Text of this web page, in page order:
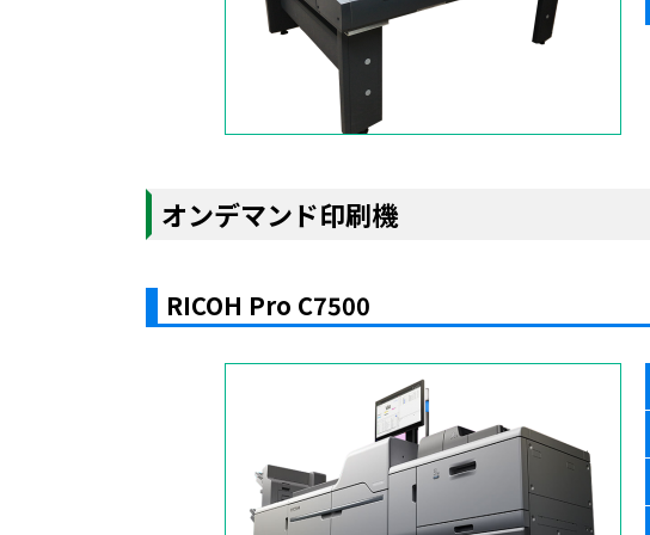
オンデマンド印刷機
RICOH Pro C7500